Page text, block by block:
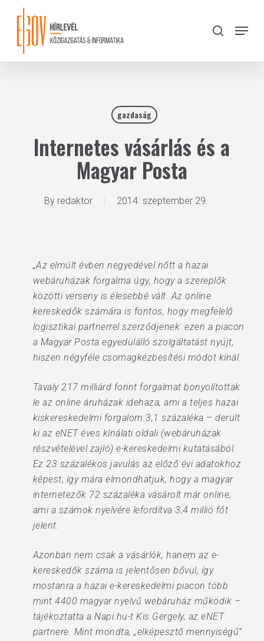
content
search
Menu
gazdaság
Internetes vásárlás és a
Magyar Posta
By redaktor 2014. szeptember 29.
„Az elmúlt évben negyedével nőtt a hazai
webáruházak forgalma úgy, hogy a szereplők
közötti verseny is élesebbé vált. Az online
kereskedők számára is fontos, hogy megfelelő
logisztikai partnerrel szerződjenek: ezen a piacon
a Magyar Posta egyedülálló szolgáltatást nyújt,
hiszen négyféle csomagkézbesítési módot kínál.
Tavaly 217 milliárd forint forgalmat bonyolítottak
le az online áruházak idehaza, ami a teljes hazai
kiskereskedelmi forgalom 3,1 százaléka – derült
ki az eNET éves kínálati oldali (webáruházak
részvételével zajló) e-kereskedelmi kutatásából.
Ez 23 százalékos javulás az előző évi adatokhoz
képest, így mára elmondhatjuk, hogy a magyar
internetezők 72 százaléka vásárolt már online,
ami a számok nyelvére lefordítva 3,4 millió főt
jelent.
Azonban nem csak a vásárlók, hanem az e-
kereskedők száma is jelentősen bővül, így
mostanra a hazai e-kereskedelmi piacon több
mint 4400 magyar nyelvű webáruház működik –
tájékoztatta a Napi.hu-t Kis Gergely, az eNET
partnere. Mint mondta, „elképesztő mennyiségű”
Close